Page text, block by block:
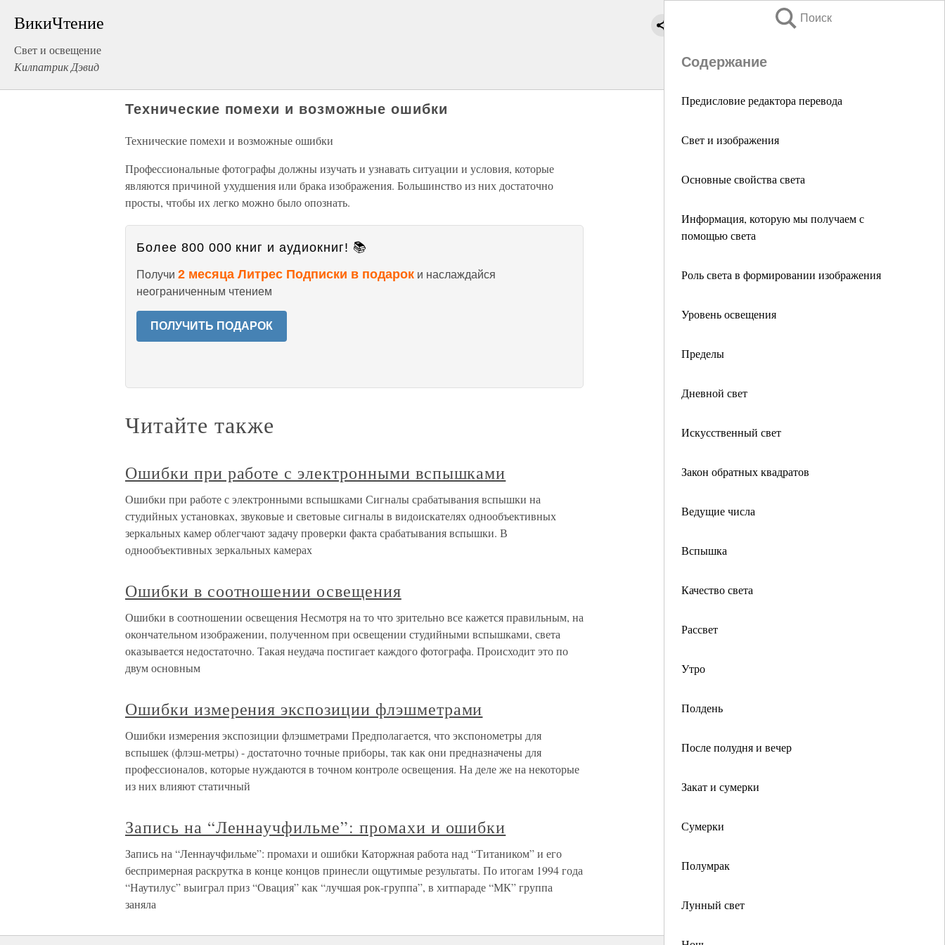
ВикиЧтение
Свет и освещение
Килпатрик Дэвид
Поиск
Содержание
Предисловие редактора перевода
Свет и изображения
Основные свойства света
Информация, которую мы получаем с
помощью света
Роль света в формировании изображения
Уровень освещения
Пределы
Дневной свет
Искусственный свет
Закон обратных квадратов
Ведущие числа
Вспышка
Качество света
Рассвет
Утро
Полдень
После полудня и вечер
Закат и сумерки
Сумерки
Полумрак
Лунный свет
Технические помехи и возможные ошибки
Технические помехи и возможные ошибки
Профессиональные фотографы должны изучать и узнавать ситуации и условия, которые
являются причиной ухудшения или брака изображения. Большинство из них достаточно
просты, чтобы их легко можно было опознать.
Более 800 000 книг и аудиокниг! 📚
Получи 2 месяца Литрес Подписки в подарок и наслаждайся
неограниченным чтением
ПОЛУЧИТЬ ПОДАРОК
Читайте также
Ошибки при работе с электронными вспышками
Ошибки при работе с электронными вспышками Сигналы срабатывания вспышки на
студийных установках, звуковые и световые сигналы в видоискателях однообъективных
зеркальных камер облегчают задачу проверки факта срабатывания вспышки. В
однообъективных зеркальных камерах
Ошибки в соотношении освещения
Ошибки в соотношении освещения Несмотря на то что зрительно все кажется правильным, на
окончательном изображении, полученном при освещении студийными вспышками, света
оказывается недостаточно. Такая неудача постигает каждого фотографа. Происходит это по
двум основным
Ошибки измерения экспозиции флэшметрами
Ошибки измерения экспозиции флэшметрами Предполагается, что экспонометры для
вспышек (флэш-метры) - достаточно точные приборы, так как они предназначены для
профессионалов, которые нуждаются в точном контроле освещения. На деле же на некоторые
из них влияют статичный
Запись на “Леннаучфильме”: промахи и ошибки
Запись на “Леннаучфильме”: промахи и ошибки Каторжная работа над “Титаником” и его
беспримерная раскрутка в конце концов принесли ощутимые результаты. По итогам 1994 года
“Наутилус” выиграл приз “Овация” как “лучшая рок-группа”, в хитпараде “МК” группа
заняла